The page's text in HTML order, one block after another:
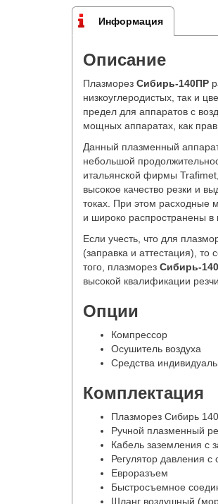
Информация
Описание
Плазморез Сибирь-140ПР
низкоуглеродистых, так и
предел для аппаратов с
мощных аппаратах, как
Данный плазменный
небольшой
итальянской фирмы
высокое качество резки и
токах. При этом расходные
и широко распространены в
Если учесть, что для
(заправка и аттестация), то
того, плазморез Сибирь-
высокой квалификации
Опции
Компрессор
Осушитель воздуха
Средства
Комплектация
Плазморез Сибирь
Ручной плазменный
Кабель заземления с
Регулятор давления
Евроразъем
Быстросъемное
Шланг воздушный